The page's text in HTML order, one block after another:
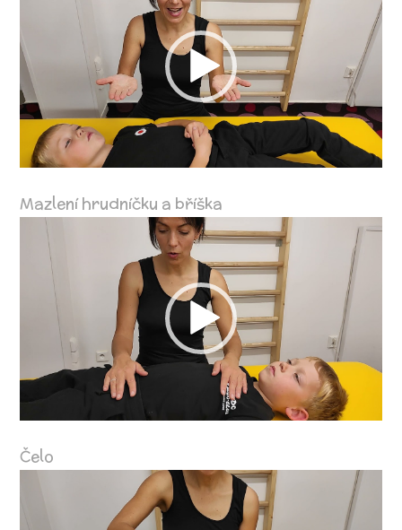
přehrávač
Mazlení hrudníčku a bříška
Video
přehrávač
Čelo